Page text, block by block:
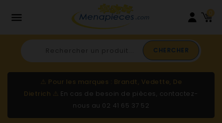
 0
CHERCHER
⚠️ Pour les marques : Brandt, Vedette, De
Dietrich ⚠️ En cas de besoin de pièces, contactez-
nous au 02 41 65 37 52